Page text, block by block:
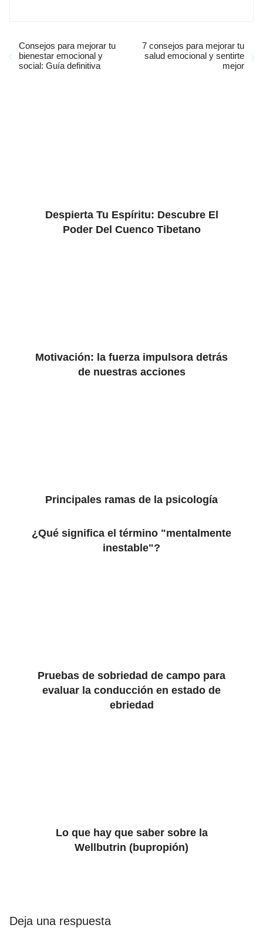
Consejos para mejorar tu
bienestar emocional y
social: Guía definitiva
7 consejos para mejorar tu
salud emocional y sentirte
mejor
Despierta Tu Espíritu: Descubre El
Poder Del Cuenco Tibetano
Motivación: la fuerza impulsora detrás
de nuestras acciones
Principales ramas de la psicología
¿Qué significa el término "mentalmente
inestable"?
Pruebas de sobriedad de campo para
evaluar la conducción en estado de
ebriedad
Lo que hay que saber sobre la
Wellbutrin (bupropión)
Deja una respuesta